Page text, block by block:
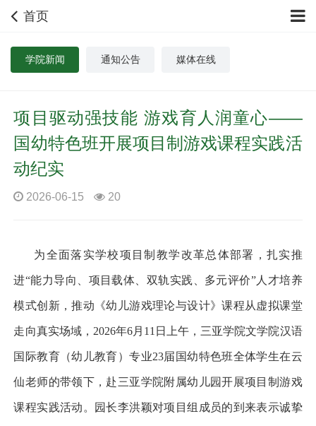
首页
学院新闻 通知公告 媒体在线
项目驱动强技能 游戏育人润童心——
国幼特色班开展项目制游戏课程实践活
动纪实
2026-06-15 20
为全面落实学校项目制教学改革总体部署，扎实推
进“能力导向、项目载体、双轨实践、多元评价”人才培养
模式创新，推动《幼儿游戏理论与设计》课程从虚拟课堂
走向真实场域， 2026年6月 11 日上午，三亚学院文学院汉语
国际教育（幼儿教育）专业23届国幼特色班全体学生在云
仙老师的带领下，赴三亚学院附属幼儿园开展项目制游戏
课程实践活动。园长李洪颖对项目组成员的到来表示诚挚